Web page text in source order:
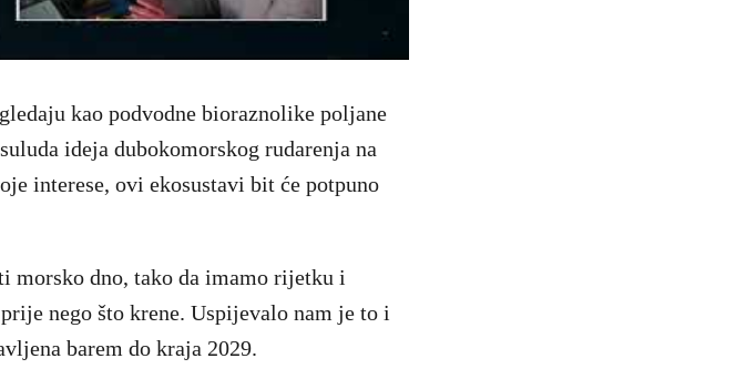
kao podvodne bioraznolike poljane
ideja dubokomorskog rudarenja na
interese, ovi ekosustavi bit će potpuno
morsko dno, tako da imamo rijetku i
nego što krene. Uspijevalo nam je to i
barem do kraja 2029.